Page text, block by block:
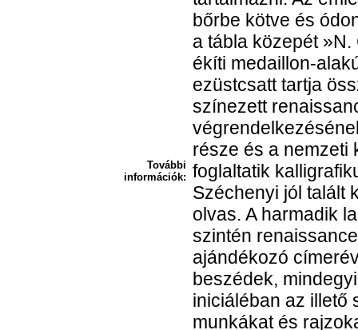
További
információk:
bőrbe kötve és
a tábla közepét
ékíti medaillon-
ezüstcsatt tartja
színezett
része és a nemzeti
foglaltatik
Széchenyi jól talált
olvas. A harmadik
szintén
ajándékozó
beszédek,
iniciáléban az illető
munkákat és